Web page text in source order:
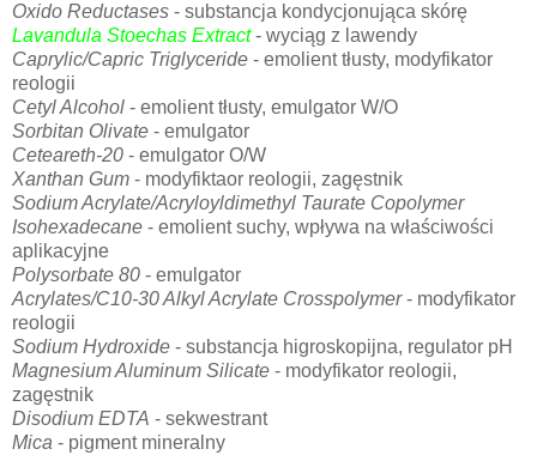
Oxido Reductases - substancja kondycjonująca skórę
Lavandula Stoechas Extract- wyciąg z lawendy
Caprylic/Capric Triglyceride - emolient tłusty, modyfikator
reologii
Cetyl Alcohol - emolient tłusty, emulgator W/O
Sorbitan Olivate - emulgator
Ceteareth-20 - emulgator O/W
Xanthan Gum - modyfiktaor reologii, zagęstnik
Sodium Acrylate/Acryloyldimethyl Taurate Copolymer
Isohexadecane - emolient suchy, wpływa na właściwości
aplikacyjne
Polysorbate 80 - emulgator
Acrylates/C10-30 Alkyl Acrylate Crosspolymer- modyfikator
reologii
Sodium Hydroxide - substancja higroskopijna, regulator pH
Magnesium Aluminum Silicate - modyfikator reologii,
zagęstnik
Disodium EDTA - sekwestrant
Mica - pigment mineralny